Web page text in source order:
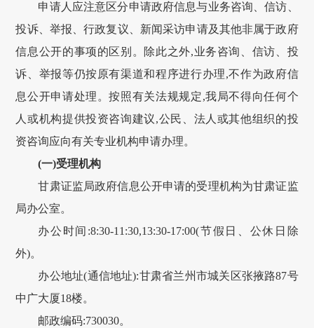
申请人应注意区分申请政府信息与业务咨询、信访、
投诉、举报、行政复议、新闻采访申请及其他非属于政府
信息公开的事项的区别。除此之外,业务咨询、信访、投
诉、举报等仍按原有渠道和程序进行办理,不作为政府信
息公开申请处理。按照有关法规规定,我局不得向任何个
人或机构提供投资咨询建议,公民、法人或其他组织的投
资咨询应向有关专业机构申请办理。
(一)受理机构
甘肃证监局政府信息公开申请的受理机构为甘肃证监
局办公室。
办公时间:8:30-11:30,13:30-17:00(节假日、公休日除
外)。
办公地址(通信地址):甘肃省兰州市城关 区张掖路87号
中广大厦18楼。
邮政编码:730030。